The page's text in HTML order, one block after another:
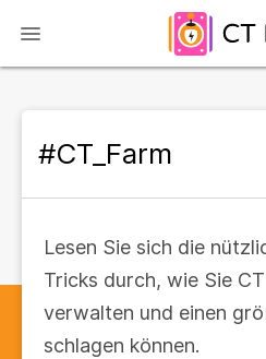
#CT_Farm
Lesen Sie sich die
Tricks durch, wie Sie
verwalten und einen
schlagen können.